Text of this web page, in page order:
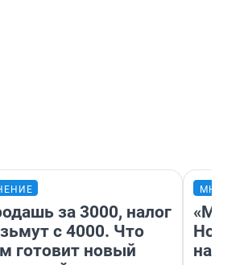
за 3000, налог
с 4000. Что
готовит новый
«Мы